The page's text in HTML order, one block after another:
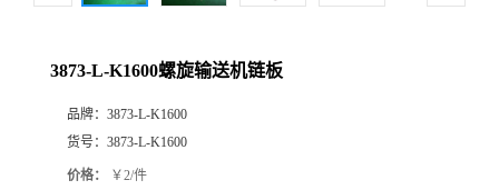
3873-L-K1600螺旋输送机链板
品牌： 3873-L-K1600
货号： 3873-L-K1600
价格： ￥2/件